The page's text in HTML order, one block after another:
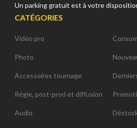
Un parking gratuit est à votre
CATÉGORIES
Vidéo pro
Photo
Accessoires tournage
Régie, post-prod et diffusion
Audio